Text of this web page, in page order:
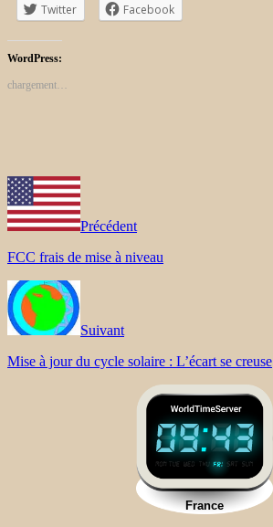
Twitter Facebook
WordPress:
chargement…
Précédent
FCC frais de mise à niveau
Suivant
Mise à jour du cycle solaire : L’écart se creuse